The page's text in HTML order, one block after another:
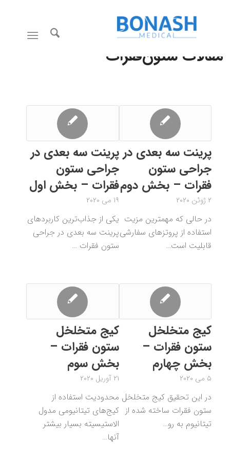
مقالات ستون‌فقرات
پرینت سه بعدی در
جراحی ستون
فقرات – بخش دوم
2 ژوئن 2020
در حالی که مهمترین مزیت
استفاده از پروتز‌های سفارشی
قابلیت است…
پرینت سه بعدی در
جراحی ستون
فقرات – بخش اول
19 می 2020
یکی از جذاب‌ترین کاربردهای
پرینت سه بعدی در جراحی
ستون فقرات …
کیج متخلخل
ستون فقرات –
بخش چهارم
5 می 2020
در این تحقیق کیج متخلخل
ستون فقرات ساخته شده از
تیتانیوم به رو…
کیج متخلخل
ستون فقرات –
بخش سوم
21 آوریل 2020
محدودیت استفاده از
کیج‌های تیتانیومی مدول
الاستیسیته بسیار بیشتر
آنها…